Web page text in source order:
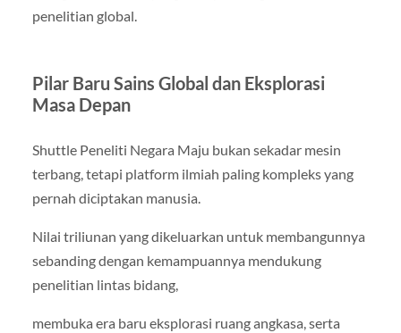
penelitian global.
Pilar Baru Sains Global dan Eksplorasi
Masa Depan
Shuttle Peneliti Negara Maju bukan sekadar mesin
terbang, tetapi platform ilmiah paling kompleks yang
pernah diciptakan manusia.
Nilai triliunan yang dikeluarkan untuk membangunnya
sebanding dengan kemampuannya mendukung
penelitian lintas bidang,
membuka era baru eksplorasi ruang angkasa, serta